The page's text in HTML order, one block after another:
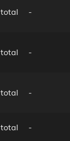
total -
total -
total -
total -